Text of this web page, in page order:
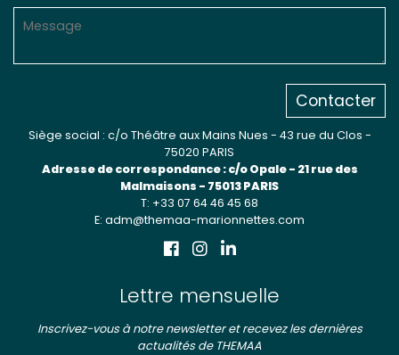
Contacter
Siège social : c/o Théâtre aux Mains Nues - 43 rue du Clos -
75020 PARIS
Adresse de correspondance : c/o Opale - 21 rue des
Malmaisons - 75013 PARIS
T: +33 07 64 46 45 68
E: adm@themaa-marionnettes.com
Lettre mensuelle
Inscrivez-vous à notre newsletter et recevez les dernières
actualités de THEMAA